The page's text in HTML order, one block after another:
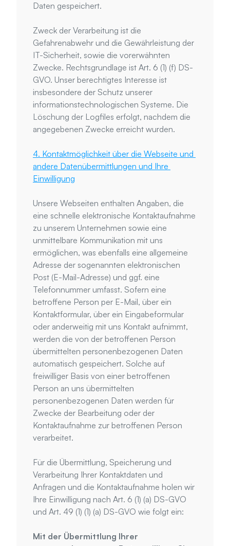
Daten gespeichert.
Zweck der Verarbeitung ist die
Gefahrenabwehr und die Gewährleistung der
IT-Sicherheit, sowie die vorerwähnten
Zwecke. Rechtsgrundlage ist Art. 6 (1) (f) DS-
GVO. Unser berechtigtes Interesse ist
insbesondere der Schutz unserer
informationstechnologischen Systeme. Die
Löschung der Logfiles erfolgt, nachdem die
angegebenen Zwecke erreicht wurden.
4. Kontaktmöglichkeit über die Webseite und
andere Datenübermittlungen und Ihre
Einwilligung
Unsere Webseiten enthalten Angaben, die
eine schnelle elektronische Kontaktaufnahme
zu unserem Unternehmen sowie eine
unmittelbare Kommunikation mit uns
ermöglichen, was ebenfalls eine allgemeine
Adresse der sogenannten elektronischen
Post (E-Mail-Adresse) und ggf. eine
Telefonnummer umfasst. Sofern eine
betroffene Person per E-Mail, über ein
Kontaktformular, über ein Eingabeformular
oder anderweitig mit uns Kontakt aufnimmt,
werden die von der betroffenen Person
übermittelten personenbezogenen Daten
automatisch gespeichert. Solche auf
freiwilliger Basis von einer betroffenen
Person an uns übermittelten
personenbezogenen Daten werden für
Zwecke der Bearbeitung oder der
Kontaktaufnahme zur betroffenen Person
verarbeitet.
Für die Übermittlung, Speicherung und
Verarbeitung Ihrer Kontaktdaten und
Anfragen und die Kontaktaufnahme holen wir
Ihre Einwilligung nach Art. 6 (1) (a) DS-GVO
und Art. 49 (1) (1) (a) DS-GVO wie folgt ein:
Mit der Übermittlung Ihrer